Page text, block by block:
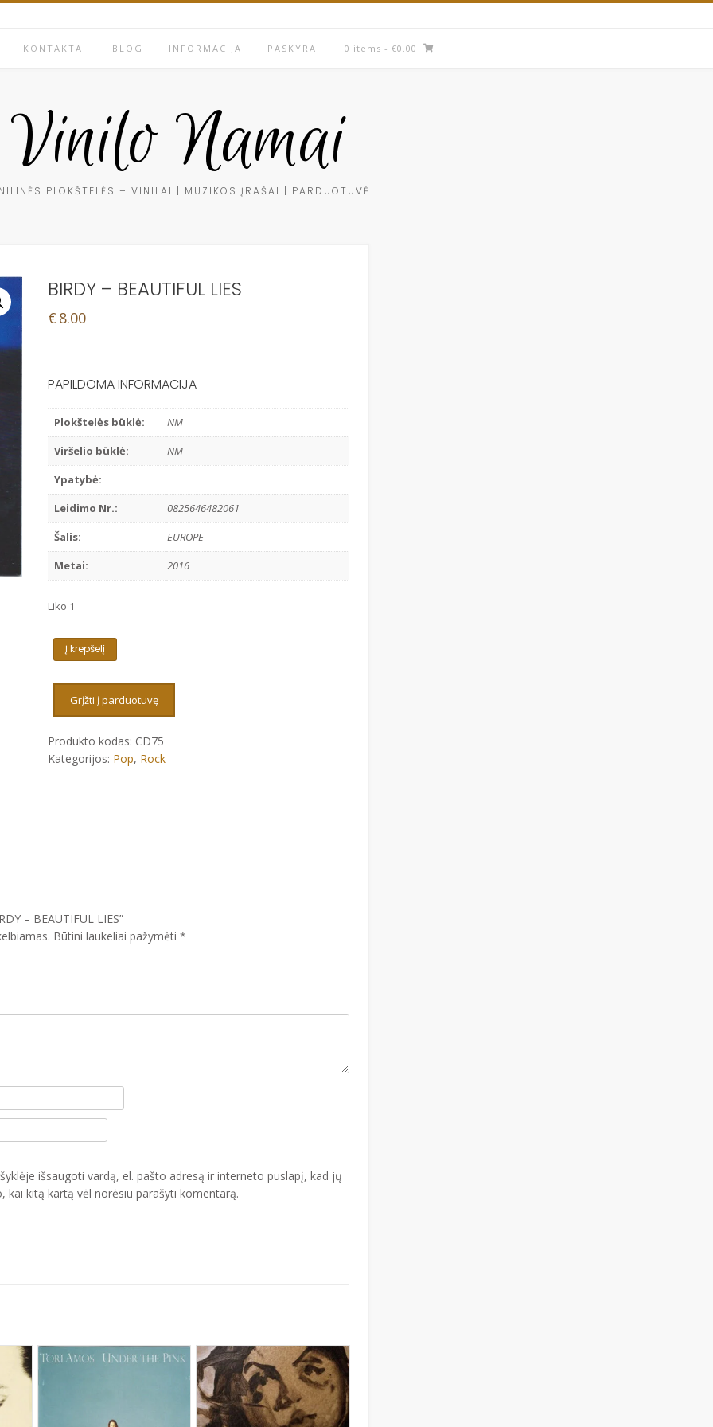
KONTAKTAI BLOG INFORMACIJA PASKYRA 0 items - €0.00
Vinilo Namai
PLOKŠTELĖS – VINILAI | MUZIKOS ĮRAŠAI | PARDUOTUVĖ
BIRDY – BEAUTIFUL LIES
€ 8.00
PAPILDOMA INFORMACIJA
Plokštelės būklė:
NM
Viršelio būklė:
NM
Ypatybė:
Leidimo Nr.:
0825646482061
Šalis:
EUROPE
Metai:
2016
Liko 1
produkto
kiekis:
BIRDY
BEAUTIFUL
Į krepšelį
Grįžti į parduotuvę
Produkto kodas: CD75
Kategorijos: Pop, Rock
– BEAUTIFUL LIES”
Būtini laukeliai pažymėti *
išsaugoti vardą, el. pašto adresą ir interneto puslapį, kad jų
kai kitą kartą vėl norėsiu parašyti komentarą.